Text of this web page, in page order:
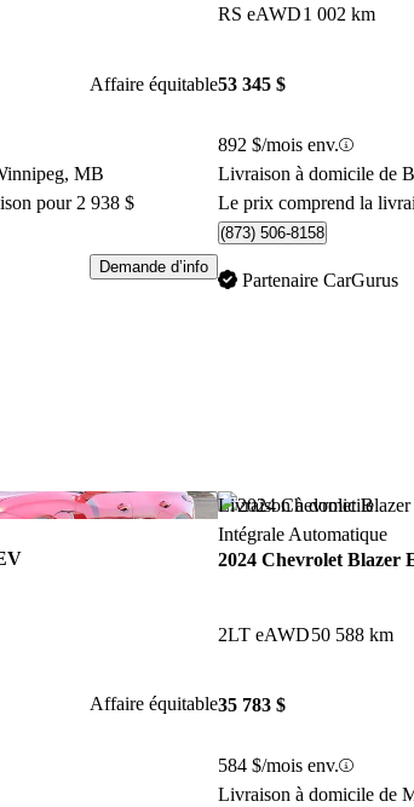
Affaire équitable
MB
pour 2 938 $
Demande d’info
RS eAWD1 002 km
53 345 $
892 $/mois env.
Livraison à domicile de
Le prix comprend la
(873) 506-8158
Partenaire CarGurus
Enregistrer cette annonce
Affaire équitable
Livraison à domicile
2024 Chevrolet Blazer
2LT eAWD50 588 km
35 783 $
584 $/mois env.
Livraison à domicile de